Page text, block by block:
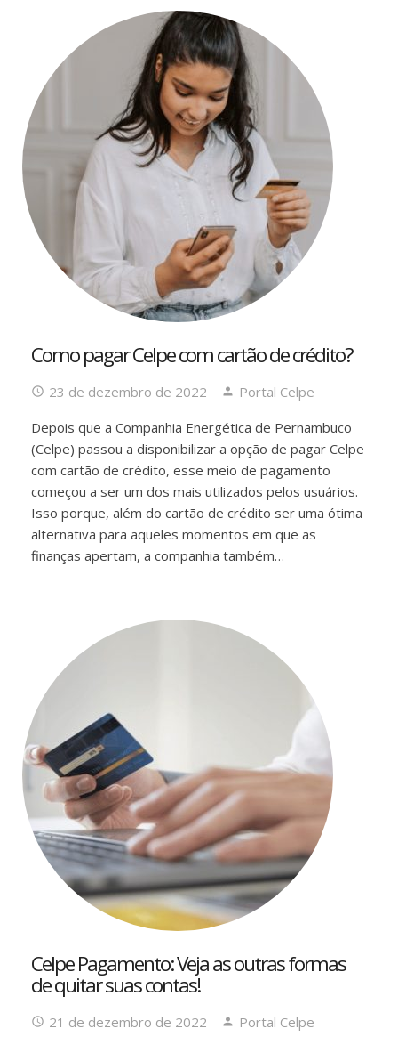
Como pagar Celpe com cartão de crédito?
23 de dezembro de 2022
Portal Celpe
Depois que a Companhia Energética de Pernambuco
(Celpe) passou a disponibilizar a opção de pagar Celpe
com cartão de crédito, esse meio de pagamento
começou a ser um dos mais utilizados pelos usuários.
Isso porque, além do cartão de crédito ser uma ótima
alternativa para aqueles momentos em que as
finanças apertam, a companhia também…
Celpe Pagamento: Veja as outras formas
de quitar suas contas!
21 de dezembro de 2022
Portal Celpe